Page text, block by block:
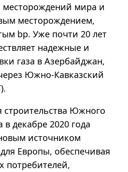
месторождений мира и
месторождением,
bp. Уже почти 20 лет
надежные и
газа в Азербайджан,
Южно-Кавказский
строительства Южного
в декабре 2020 года
источником
Европы, обеспечивая
потребителей,